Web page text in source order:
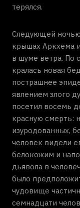
терялся.
Следующей
крышах Аркхема
в шуме ветра. По
кралась новая
пострашнее
явлением злого
посетил восемь
красную смерть:
изуродованных,
человек видели
белокожим и
дьявола в
было
чудовище
семнадцати